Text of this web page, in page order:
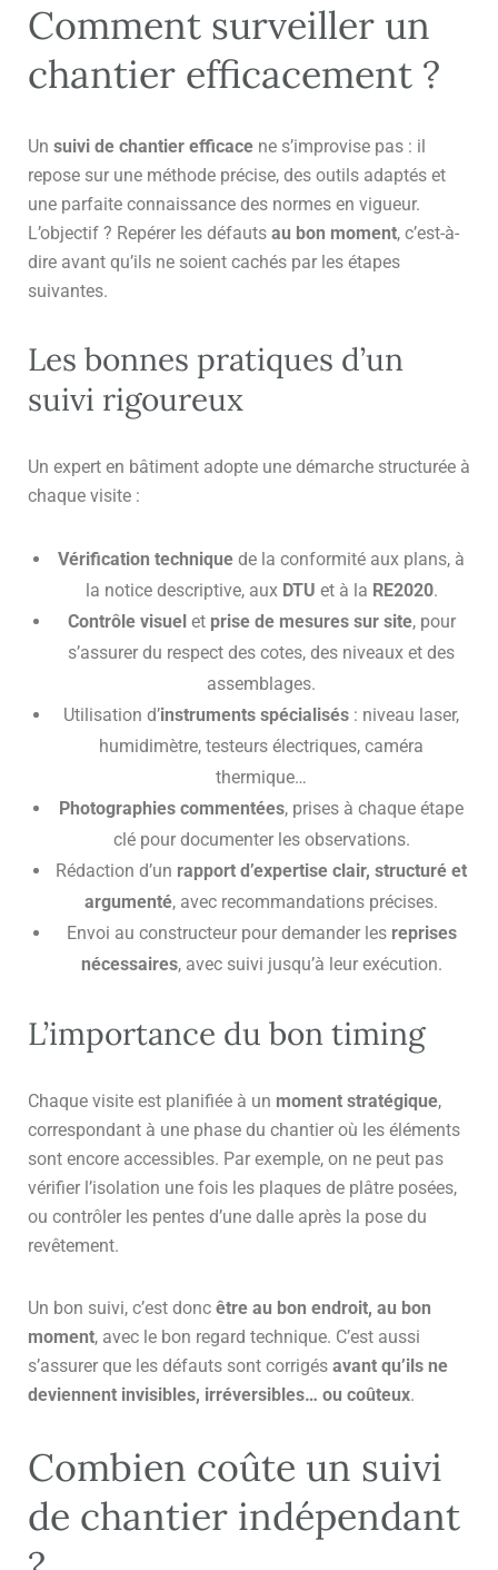
Comment surveiller un
chantier efficacement ?
Un suivi de chantier efficace ne s’improvise pas : il
repose sur une méthode précise, des outils adaptés et
une parfaite connaissance des normes en vigueur.
L’objectif ? Repérer les défauts au bon moment, c’est-à-
dire avant qu’ils ne soient cachés par les étapes
suivantes.
Les bonnes pratiques d’un
suivi rigoureux
Un expert en bâtiment adopte une démarche structurée à
chaque visite :
Vérification technique de la conformité aux plans, à
la notice descriptive, aux DTU et à la RE2020.
Contrôle visuel et prise de mesures sur site, pour
s’assurer du respect des cotes, des niveaux et des
assemblages.
Utilisation d’instruments spécialisés : niveau laser,
humidimètre, testeurs électriques, caméra
thermique…
Photographies commentées, prises à chaque étape
clé pour documenter les observations.
Rédaction d’un rapport d’expertise clair, structuré et
argumenté, avec recommandations précises.
Envoi au constructeur pour demander les reprises
nécessaires, avec suivi jusqu’à leur exécution.
L’importance du bon timing
Chaque visite est planifiée à un moment stratégique,
correspondant à une phase du chantier où les éléments
sont encore accessibles. Par exemple, on ne peut pas
vérifier l’isolation une fois les plaques de plâtre posées,
ou contrôler les pentes d’une dalle après la pose du
revêtement.
Un bon suivi, c’est donc être au bon endroit, au bon
moment, avec le bon regard technique. C’est aussi
s’assurer que les défauts sont corrigés avant qu’ils ne
deviennent invisibles, irréversibles… ou coûteux.
Combien coûte un suivi
de chantier indépendant